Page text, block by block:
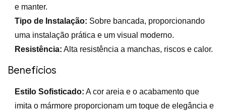
e manter.
Tipo de Instalação: Sobre bancada, proporcionando
uma instalação prática e um visual moderno.
Resistência: Alta resistência a manchas, riscos e calor.
Benefícios
Estilo Sofisticado: A cor areia e o acabamento que
imita o mármore proporcionam um toque de elegância e